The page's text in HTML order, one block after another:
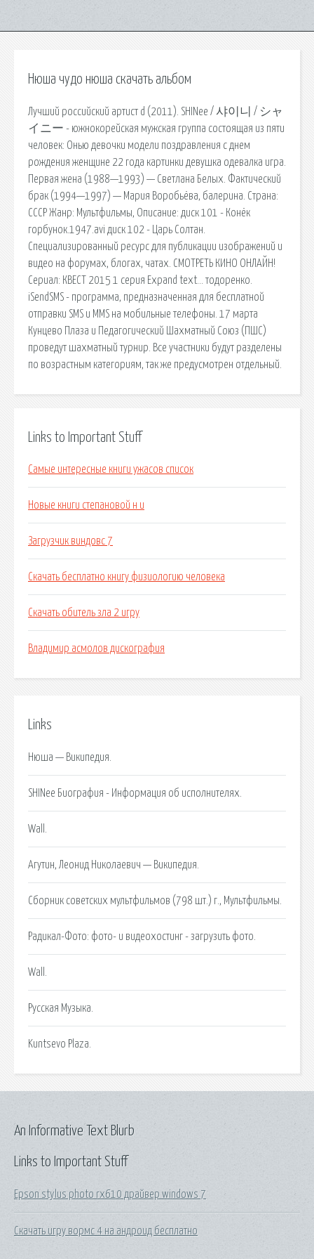
Нюша чудо нюша скачать альбом
Лучший российский артист d (2011). SHINee / 샤이니 / シャ
イニー - южнокорейская мужская группа состоящая из пяти
человек: Онью девочки модели поздравления с днем
рождения женщине 22 года картинки девушка одевалка игра.
Первая жена (1988—1993) — Светлана Белых. Фактический
брак (1994—1997) — Мария Воробьёва, балерина. Страна:
СССР Жанр: Мультфильмы, Описание: диск 101 - Конёк
горбунок.1947.avi диск 102 - Царь Солтан.
Специализированный ресурс для публикации изображений и
видео на форумах, блогах, чатах. СМОТРЕТЬ КИНО ОНЛАЙН!
Сериал: КВЕСТ 2015 1 серия Expand text… тодоренко.
iSendSMS - программа, предназначенная для бесплатной
отправки SMS и MMS на мобильные телефоны. 17 марта
Кунцево Плаза и Педагогический Шахматный Союз (ПШС)
проведут шахматный турнир. Все участники будут разделены
по возрастным категориям, так же предусмотрен отдельный.
Links to Important Stuff
Самые интересные книги ужасов список
Новые книги степановой н и
Загрузчик виндовс 7
Скачать бесплатно книгу физиологию человека
Скачать обитель зла 2 игру
Владимир асмолов дискография
Links
Нюша — Википедия.
SHINee Биография - Информация об исполнителях.
Wall.
Агутин, Леонид Николаевич — Википедия.
Сборник советских мультфильмов (798 шт.) г., Мультфильмы.
Радикал-Фото: фото- и видеохостинг - загрузить фото.
Wall.
Русская Музыка.
Kuntsevo Plaza.
Links to Important Stuff
Epson stylus photo rx610 драйвер windows 7
Скачать игру вормс 4 на андроид бесплатно
An Informative Text Blurb